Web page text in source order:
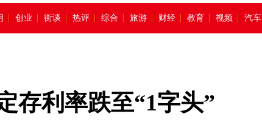
创业 街谈 热评 综合 旅游 财经 教育 视频 汽车
存利率跌至“1字头”